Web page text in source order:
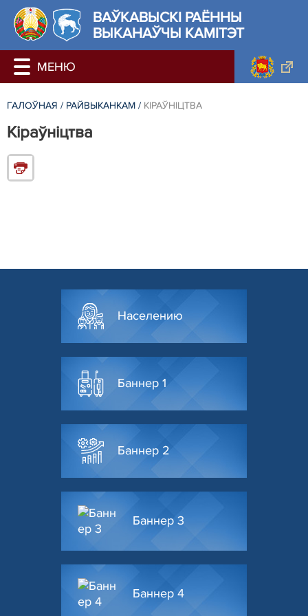
ВАЎКАВЫСКІ РАЁННЫ
ВЫКАНАЎЧЫ КАМІТЭТ
ГАЛОЎНАЯ / РАЙВЫКАНКАМ / КІРАЎНІЦТВА
Кіраўніцтва
Населению
Баннер 1
Баннер 2
Баннер 3
Баннер 4